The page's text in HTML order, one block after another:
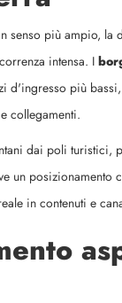
senso più ampio,
intensa. I
d'ingresso più
collegamenti.
dai poli turistici,
un
in contenuti e